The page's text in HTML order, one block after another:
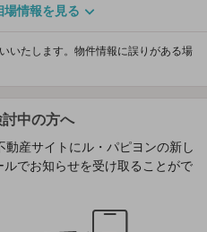
場情報を見る
いたします。物件情報に誤りがある場
中の方へ
産サイトにル・パピヨンの新し
でお知らせを受け取ることがで